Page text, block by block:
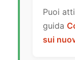
Puoi
guida
sui